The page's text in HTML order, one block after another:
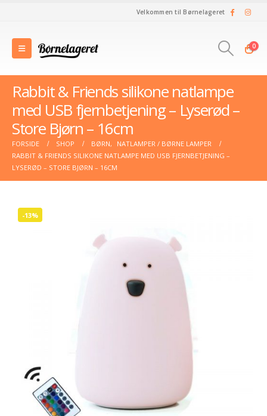
Velkommen til Børnelageret
0
Rabbit & Friends silikone natlampe
med USB fjernbetjening – Lyserød –
Store Bjørn – 16cm
FORSIDE SHOP BØRN,
NATLAMPER / BØRNE LAMPER
RABBIT & FRIENDS SILIKONE NATLAMPE MED USB FJERNBETJENING –
LYSERØD – STORE BJØRN – 16CM
-13%